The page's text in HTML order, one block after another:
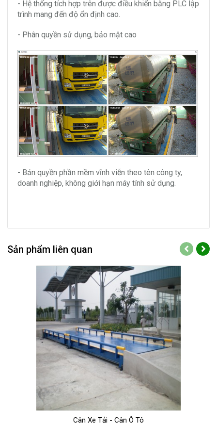
- Hệ thống tích hợp trên được điều khiển bằng PLC lập
trình mang đến độ ổn định cao.
- Phân quyền sử dụng, bảo mật cao
- Bản quyền phần mềm vĩnh viễn theo tên công ty,
doanh nghiệp, không giới hạn máy tính sử dụng.
Sản phẩm liên quan
Cân Xe Tải - Cân Ô Tô